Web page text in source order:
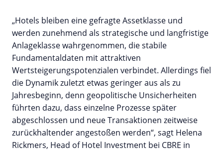
„Hotels bleiben eine gefragte Assetklasse und
werden zunehmend als strategische und langfristige
Anlageklasse wahrgenommen, die stabile
Fundamentaldaten mit attraktiven
Wertsteigerungspotenzialen verbindet. Allerdings fiel
die Dynamik zuletzt etwas geringer aus als zu
Jahresbeginn, denn geopolitische Unsicherheiten
führten dazu, dass einzelne Prozesse später
abgeschlossen und neue Transaktionen zeitweise
zurückhaltender angestoßen werden“, sagt Helena
Rickmers, Head of Hotel Investment bei CBRE in